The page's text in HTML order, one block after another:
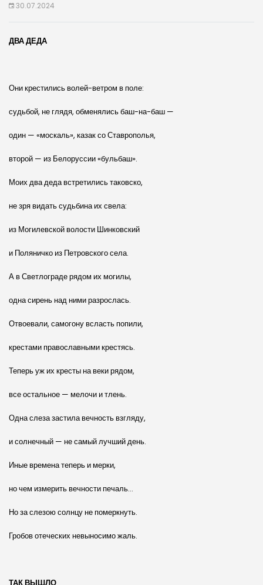
30.07.2024
ДВА ДЕДА
Они крестились волей-ветром в поле:
судьбой, не глядя, обменялись баш-на-баш —
один — «москаль», казак со Ставрополья,
второй — из Белоруссии «бульбаш».
Моих два деда встретились таковско,
не зря видать судьбина их свела:
из Могилевской волости Шинковский
и Поляничко из Петровского села.
А в Светлограде рядом их могилы,
одна сирень над ними разрослась.
Отвоевали, самогону всласть попили,
крестами православными крестясь.
Теперь уж их кресты на веки рядом,
все остальное — мелочи и тлень.
Одна слеза застила вечность взгляду,
и солнечный — не самый лучший день.
Иные времена теперь и мерки,
но чем измерить вечности печаль…
Но за слезою солнцу не померкнуть.
Гробов отеческих невыносимо жаль.